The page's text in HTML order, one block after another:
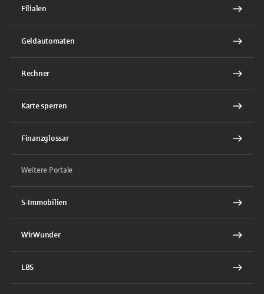
Filialen
Geldautomaten
Rechner
Karte sperren
Finanzglossar
Weitere Portale
S-Immobilien
WirWunder
LBS